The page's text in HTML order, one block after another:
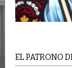
EL PATRONO